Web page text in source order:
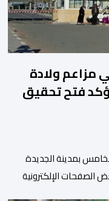
مزاعم ولادة
فتح تحقيق
بمدينة الجديدة
الصفحات الإلكترونية